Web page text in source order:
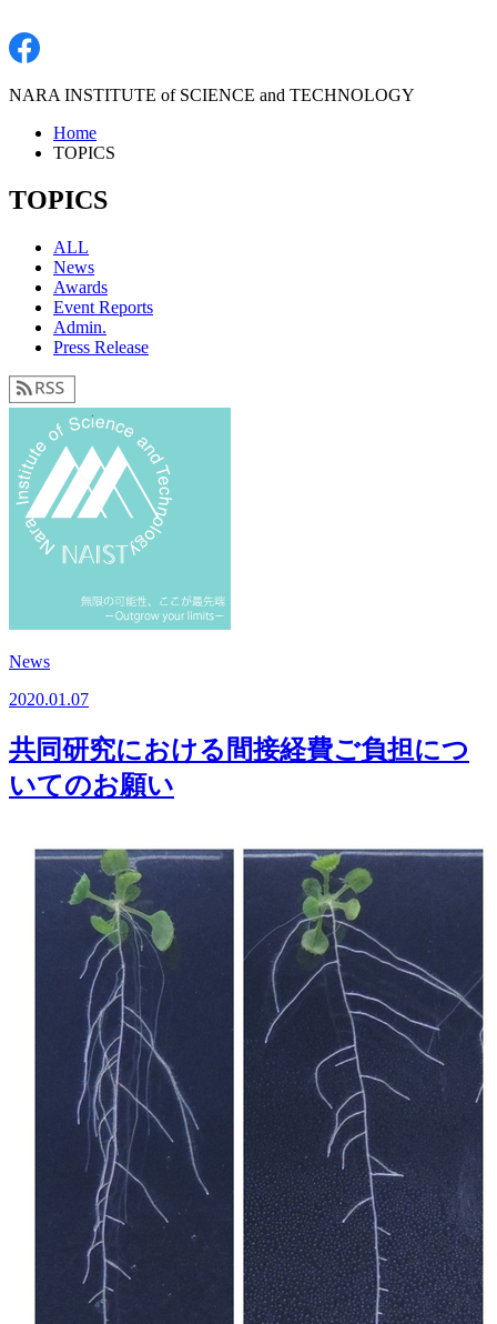
NARA INSTITUTE of SCIENCE and TECHNOLOGY
Home
TOPICS
TOPICS
ALL
News
Awards
Event Reports
Admin.
Press Release
News
2020.01.07
共同研究における間接経費ご負担につ
いてのお願い